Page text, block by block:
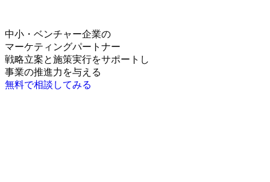
中小・ベンチャー企業の
マーケティングパートナー
戦略立案と施策実行をサポートし
事業の推進力を与える
無料で相談してみる